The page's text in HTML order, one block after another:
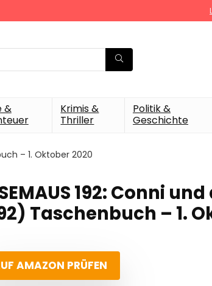
&
Krimis &
Thriller
Politik &
Geschichte
– 1. Oktober 2020
192: Conni
Taschenbuch – 1.
AMAZON PRÜFEN